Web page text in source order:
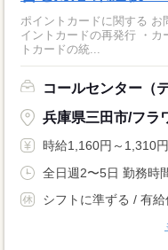
ポイントカードに関する お問い合わせ受
イントカードの再発行 ・
トカードの統...
コールセンター（
兵庫県三田市/フラ
時給1,160円～1,310円
全日週2〜5日 勤務時
シフトに準ずる / 有給